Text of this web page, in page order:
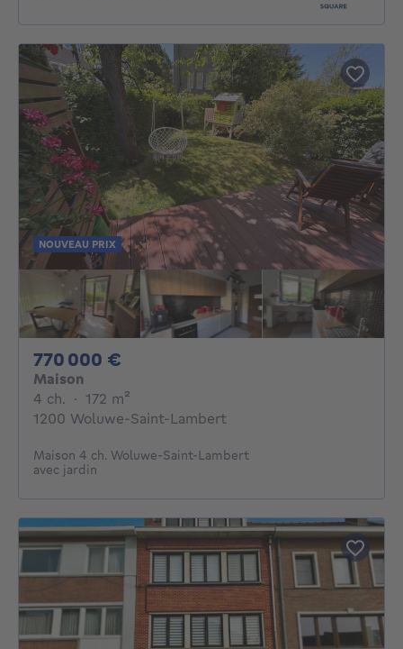
NOUVEAU PRIX
770 000 €
Maison
4 ch. 4 chambres
· 172 m²
1200 Woluwe-Saint-Lambert
Maison 4 ch. Woluwe-Saint-Lambert
avec jardin